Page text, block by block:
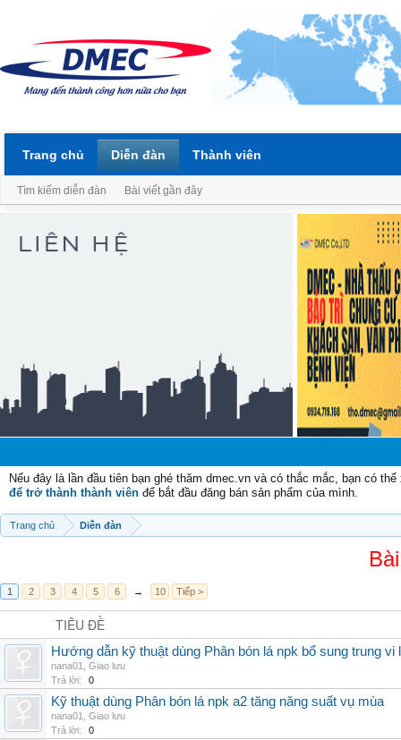
Nếu đây là lần đầu tiên bạn ghé thăm dmec.vn và có thắc mắc, bạn có
để trở thành thành viên để bắt đầu đăng bán sản phẩm của mình.
Trang chủ Diễn đàn
1 2 3 4 5 6 → 10 Tiếp >
TIÊU ĐỀ
Hướng dẫn kỹ thuật dùng Phân bón lá npk bổ sung trung vi
nana01
Giao lưu
Trả lời:
0
Kỹ thuật dùng Phân bón lá npk a2 tăng năng suất vụ mùa
nana01
Giao lưu
Trả lời:
0
Trang chủ Diễn đàn
Tìm kiếm diễn đàn Bài viết gần đây
Thành viên